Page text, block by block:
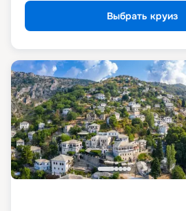
Выбрать круиз